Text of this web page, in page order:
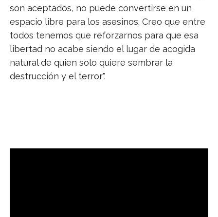
son aceptados, no puede convertirse en un
espacio libre para los asesinos. Creo que entre
todos tenemos que reforzarnos para que esa
libertad no acabe siendo el lugar de acogida
natural de quien solo quiere sembrar la
destrucción y el terror".